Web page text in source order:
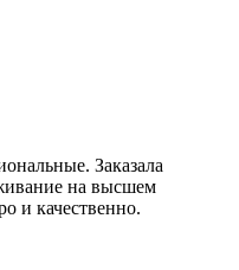
Заказала
на высшем
и качественно.